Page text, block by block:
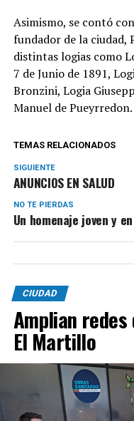
Asimismo, se contó
fundador de la ciudad,
distintas logias como
7 de Junio de 1891,
Bronzini, Logia
Manuel de Pueyrredon.
TEMAS RELACIONADOS
SIGUIENTE
ANUNCIOS EN SALUD
NO TE PIERDAS
Un homenaje joven y
CIUDAD
Amplian
El Martillo